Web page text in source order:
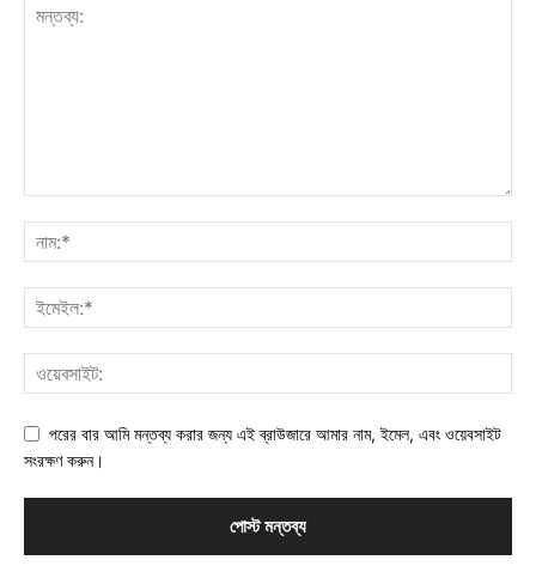
পরের বার আমি মন্তব্য করার জন্য এই ব্রাউজারে আমার নাম, ইমেল, এবং ওয়েবসাইট
সংরক্ষণ করুন।